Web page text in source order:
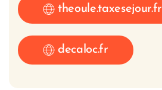
theoule.taxesejour.fr
decaloc.fr